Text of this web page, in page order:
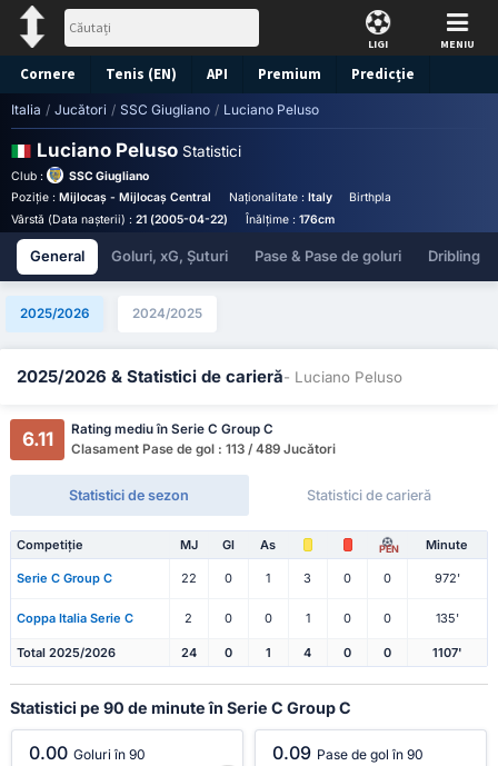
LIGI MENIU
Cornere Tenis (EN) API Premium Predicție
Italia / Jucători / SSC Giugliano / Luciano Peluso
Luciano Peluso Statistici
Club :
SSC Giugliano
Poziție : Mijlocaș - Mijlocaș Central Naționalitate : Italy Birthplace :
Vârstă (Data nașterii) : 21 (2005-04-22) Înălțime : 176cm
General Goluri, xG, Șuturi Pase & Pase de goluri Dribling
2025/2026 2024/2025
2025/2026 & Statistici de carieră- Luciano Peluso
6.11
Rating mediu în Serie C Group C
Clasament Pase de gol : 113 / 489 Jucători
Statistici de sezon Statistici de carieră
Competiție MJ Gl As PEN Minute
Serie C Group C 22 0 1 3 0 0 972'
Coppa Italia Serie C 2 0 0 1 0 0 135'
Total 2025/2026 24 0 1 4 0 0 1107'
Statistici pe 90 de minute în Serie C Group C
0.00 Goluri în 90 0.09 Pase de gol în 90